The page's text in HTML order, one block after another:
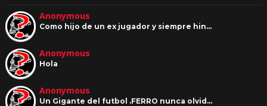
Anonymous
Como hijo de un ex jugador y siempre hin…
Anonymous
Hola
Anonymous
Un Gigante del futbol .FERRO nunca olvid…